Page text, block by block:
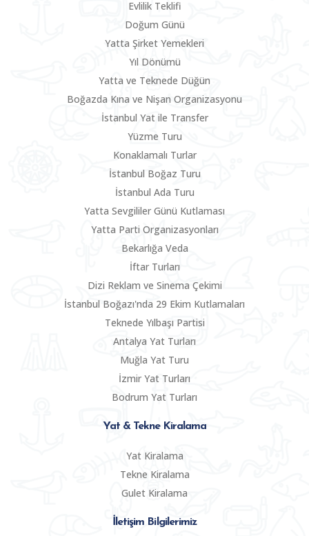
Evlilik Teklifi
Doğum Günü
Yatta Şirket Yemekleri
Yıl Dönümü
Yatta ve Teknede Düğün
Boğazda Kına ve Nişan Organizasyonu
İstanbul Yat ile Transfer
Yüzme Turu
Konaklamalı Turlar
İstanbul Boğaz Turu
İstanbul Ada Turu
Yatta Sevgililer Günü Kutlaması
Yatta Parti Organizasyonları
Bekarlığa Veda
İftar Turları
Dizi Reklam ve Sinema Çekimi
İstanbul Boğazı'nda 29 Ekim Kutlamaları
Teknede Yılbaşı Partisi
Antalya Yat Turları
Muğla Yat Turu
İzmir Yat Turları
Bodrum Yat Turları
Yat & Tekne Kiralama
Yat Kiralama
Tekne Kiralama
Gulet Kiralama
İletişim Bilgilerimiz